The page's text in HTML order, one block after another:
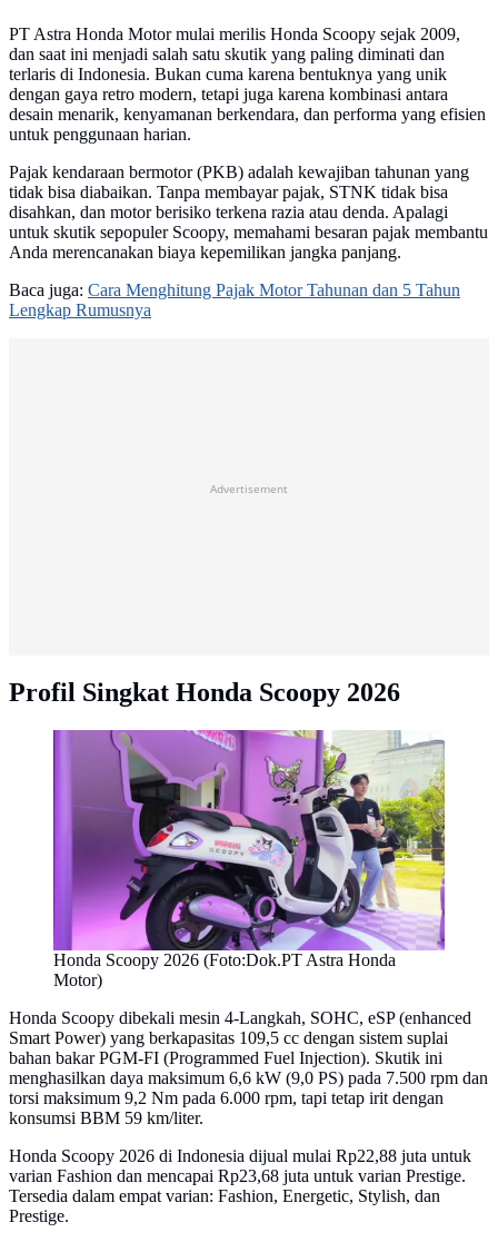
PT Astra Honda Motor mulai merilis Honda Scoopy sejak 2009,
dan saat ini menjadi salah satu skutik yang paling diminati dan
terlaris di Indonesia. Bukan cuma karena bentuknya yang unik
dengan gaya retro modern, tetapi juga karena kombinasi antara
desain menarik, kenyamanan berkendara, dan performa yang efisien
untuk penggunaan harian.
Pajak kendaraan bermotor (PKB) adalah kewajiban tahunan yang
tidak bisa diabaikan. Tanpa membayar pajak, STNK tidak bisa
disahkan, dan motor berisiko terkena razia atau denda. Apalagi
untuk skutik sepopuler Scoopy, memahami besaran pajak membantu
Anda merencanakan biaya kepemilikan jangka panjang.
Baca juga: Cara Menghitung Pajak Motor Tahunan dan 5 Tahun
Lengkap Rumusnya
Advertisement
Profil Singkat Honda Scoopy 2026
Honda Scoopy 2026 (Foto:Dok.PT Astra Honda
Motor)
Honda Scoopy dibekali mesin 4-Langkah, SOHC, eSP (enhanced
Smart Power) yang berkapasitas 109,5 cc dengan sistem suplai
bahan bakar PGM-FI (Programmed Fuel Injection). Skutik ini
menghasilkan daya maksimum 6,6 kW (9,0 PS) pada 7.500 rpm dan
torsi maksimum 9,2 Nm pada 6.000 rpm, tapi tetap irit dengan
konsumsi BBM 59 km/liter.
Honda Scoopy 2026 di Indonesia dijual mulai Rp22,88 juta untuk
varian Fashion dan mencapai Rp23,68 juta untuk varian Prestige.
Tersedia dalam empat varian: Fashion, Energetic, Stylish, dan
Prestige.